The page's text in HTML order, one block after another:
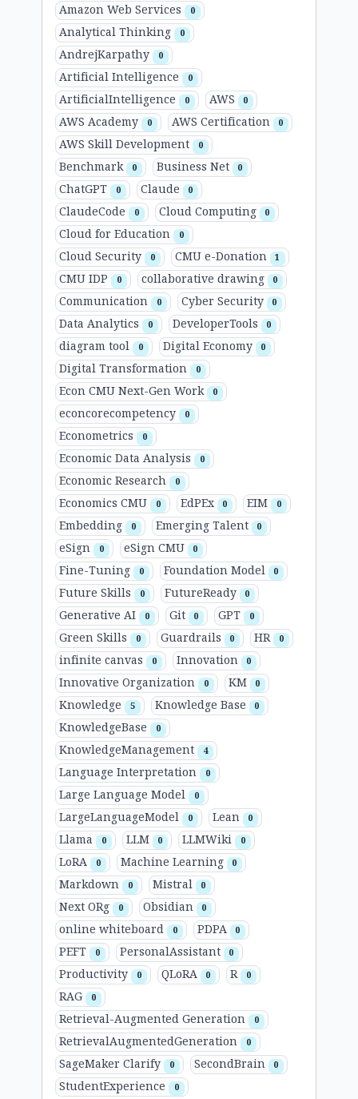
Amazon Web Services 0
Analytical Thinking 0
AndrejKarpathy 0
Artificial Intelligence 0
ArtificialIntelligence 0 AWS 0
AWS Academy 0 AWS Certification 0
AWS Skill Development 0
Benchmark 0 Business Net 0
ChatGPT 0 Claude 0
ClaudeCode 0 Cloud Computing 0
Cloud for Education 0
Cloud Security 0 CMU e-Donation 1
CMU IDP 0 collaborative drawing 0
Communication 0 Cyber Security 0
Data Analytics 0 DeveloperTools 0
diagram tool 0 Digital Economy 0
Digital Transformation 0
Econ CMU Next-Gen Work 0
econcorecompetency 0
Econometrics 0
Economic Data Analysis 0
Economic Research 0
Economics CMU 0 EdPEx 0 EIM 0
Embedding 0 Emerging Talent 0
eSign 0 eSign CMU 0
Fine-Tuning 0 Foundation Model 0
Future Skills 0 FutureReady 0
Generative AI 0 Git 0 GPT 0
Green Skills 0 Guardrails 0 HR 0
infinite canvas 0 Innovation 0
Innovative Organization 0 KM 0
Knowledge 5 Knowledge Base 0
KnowledgeBase 0
KnowledgeManagement 4
Language Interpretation 0
Large Language Model 0
LargeLanguageModel 0 Lean 0
Llama 0 LLM 0 LLMWiki 0
LoRA 0 Machine Learning 0
Markdown 0 Mistral 0
Next ORg 0 Obsidian 0
online whiteboard 0 PDPA 0
PEFT 0 PersonalAssistant 0
Productivity 0 QLoRA 0 R 0
RAG 0
Retrieval-Augmented Generation 0
RetrievalAugmentedGeneration 0
SageMaker Clarify 0 SecondBrain 0
StudentExperience 0